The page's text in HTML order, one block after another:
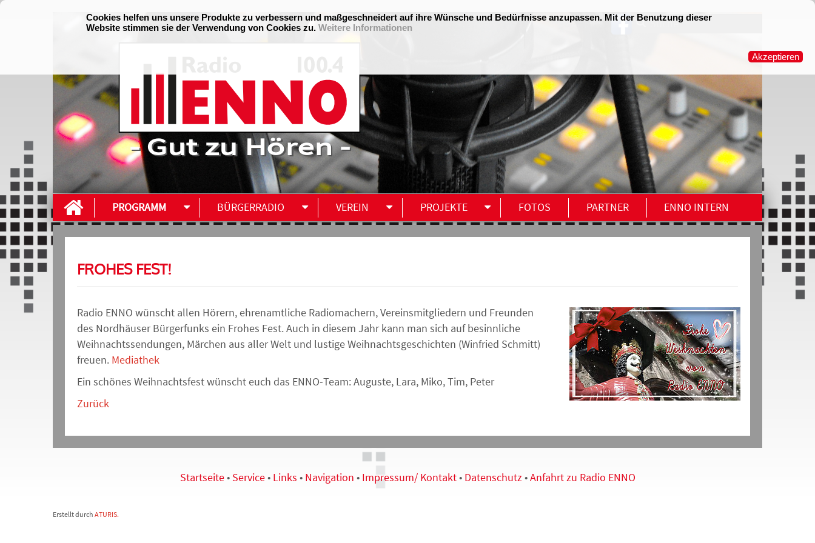
- Gut zu Hören -
PROGRAMM BÜRGERRADIO VEREIN PROJEKTE FOTOS PARTNER ENNO INTERN
FROHES FEST!
Radio ENNO wünscht allen Hörern, ehrenamtliche Radiomachern, Vereinsmitgliedern und Freunden
des Nordhäuser Bürgerfunks ein Frohes Fest. Auch in diesem Jahr kann man sich auf besinnliche
Weihnachtssendungen, Märchen aus aller Welt und lustige Weihnachtsgeschichten (Winfried Schmitt)
freuen. Mediathek
Ein schönes Weihnachtsfest wünscht euch das ENNO-Team: Auguste, Lara, Miko, Tim, Peter
Zurück
Startseite• Service• Links • Navigation • Impressum/ Kontakt• Datenschutz•Anfahrt zu Radio ENNO
Erstellt durch ATURIS.